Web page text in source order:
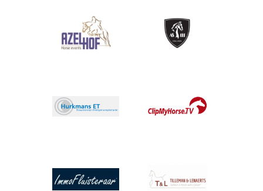
Afbeelding Afbeelding
Afbeelding
Afbeelding Afbeelding